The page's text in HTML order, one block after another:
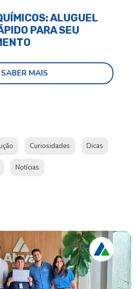
ALUGUEL
PARA SEU
SABER MAIS
Curiosidades Dicas
Notícias